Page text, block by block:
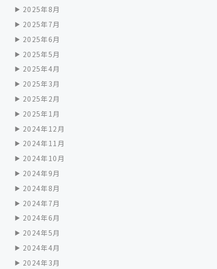
2025年8月
2025年7月
2025年6月
2025年5月
2025年4月
2025年3月
2025年2月
2025年1月
2024年12月
2024年11月
2024年10月
2024年9月
2024年8月
2024年7月
2024年6月
2024年5月
2024年4月
2024年3月